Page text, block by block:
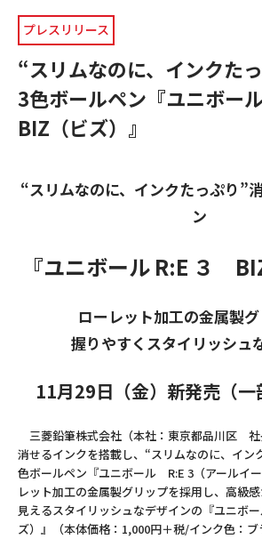
プレスリリース
“スリムなのに、インクた
3色ボールペン『ユニボー
BIZ（ビズ）』
“スリムなのに、インクたっぷり”
ン
『ユニボール R:E ３
ローレット加工の金属製
握りやすくスタイリッシュ
11月29日（金）新発売（一
三菱鉛筆株式会社（本社：東京都品川区 社
消せるインクを搭載し、“スリムなのに、イン
色ボールペン『ユニボール R:E 3（アールイ
レット加工の金属製グリップを採用し、高級
見えるスタイリッシュなデザインの『ユニ
ズ）』（本体価格：1,000円＋税/インク色：